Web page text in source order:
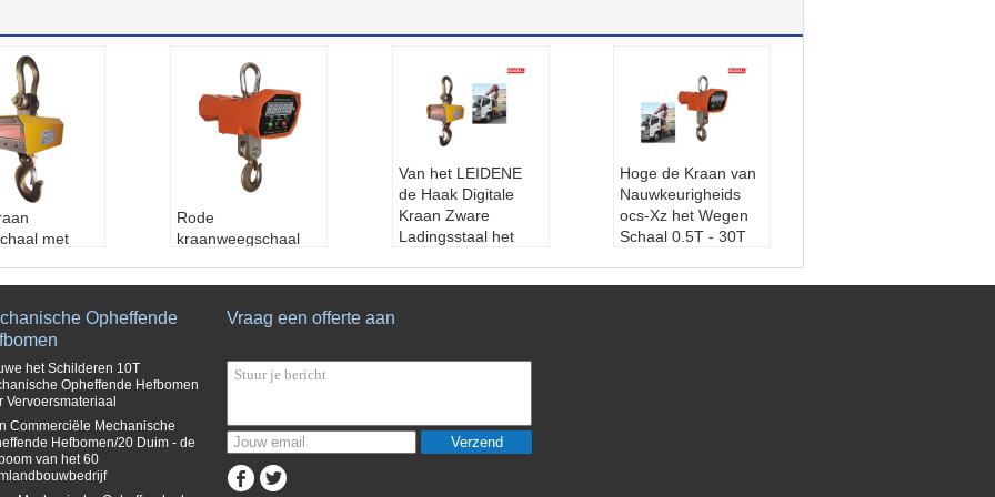
met
rood
1 jaar
Rode
kraanweegschaal
CE/RoHS-
Display-type:LCD
of leiden
E, RoHS
Garantie:1 jaar
Afmetingen:300 x
200 x 150 mm
Van het LEIDENE
de Haak Digitale
Kraan Zware
Ladingsstaal het
ct.
lderen, Chorme
standaard:GS/CE
Hoge de Kraan van
Nauwkeurigheids
ocs-Xz het Wegen
Schaal 0.5T - 30T
Opheffende
het Schilderen 10T
Opheffende Hefbomen
Vervoersmateriaal
Commerciële Mechanische
Hefbomen/20 Duim - de
van het 60
Vraag een offerte aan
Verzend